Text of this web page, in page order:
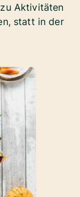
Aktivitäten
statt in der